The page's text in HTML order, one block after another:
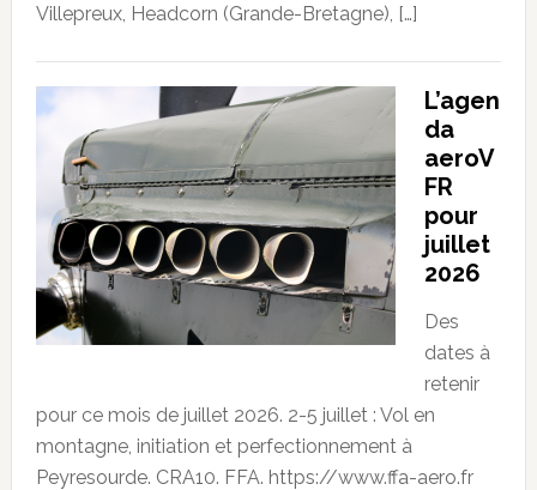
Villepreux, Headcorn (Grande-Bretagne), […]
L’agen
da
aeroV
FR
pour
juillet
2026
Des
dates à
retenir
pour ce mois de juillet 2026. 2-5 juillet : Vol en
montagne, initiation et perfectionnement à
Peyresourde. CRA10. FFA. https://www.ffa-aero.fr